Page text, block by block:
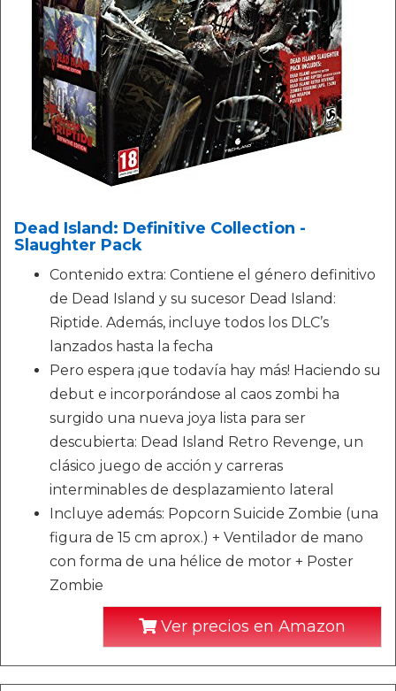
Dead Island: Definitive Collection -
Slaughter Pack
Contenido extra: Contiene el género definitivo
de Dead Island y su sucesor Dead Island:
Riptide. Además, incluye todos los DLC’s
lanzados hasta la fecha
Pero espera ¡que todavía hay más! Haciendo su
debut e incorporándose al caos zombi ha
surgido una nueva joya lista para ser
descubierta: Dead Island Retro Revenge, un
clásico juego de acción y carreras
interminables de desplazamiento lateral
Incluye además: Popcorn Suicide Zombie (una
figura de 15 cm aprox.) + Ventilador de mano
con forma de una hélice de motor + Poster
Zombie
Ver precios en Amazon